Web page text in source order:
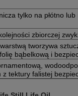
tylko na płótno
zbiorczej
tworzywa
bąbelkową i
tektury falistej